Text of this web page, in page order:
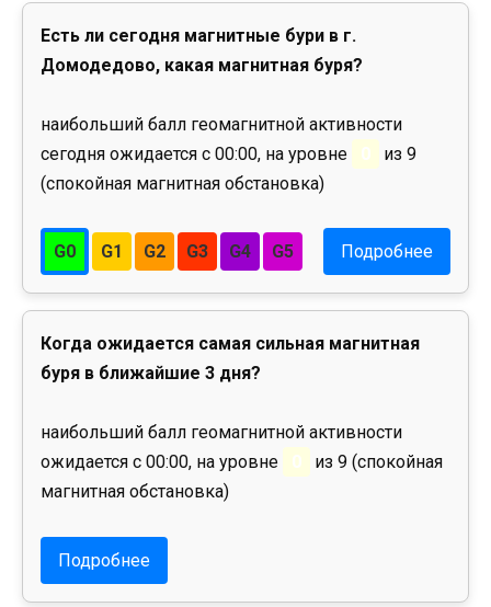
Есть ли сегодня магнитные бури в г.
Домодедово, какая магнитная буря?
наибольший балл геомагнитной активности
сегодня ожидается с 00:00, на уровне
0
из 9
(спокойная магнитная обстановка)
G0 G1 G2 G3 G4 G5 Подробнее
Когда ожидается самая сильная магнитная
буря в ближайшие 3 дня?
наибольший балл геомагнитной активности
ожидается с 00:00, на уровне
0
из 9 (спокойная
магнитная обстановка)
Подробнее